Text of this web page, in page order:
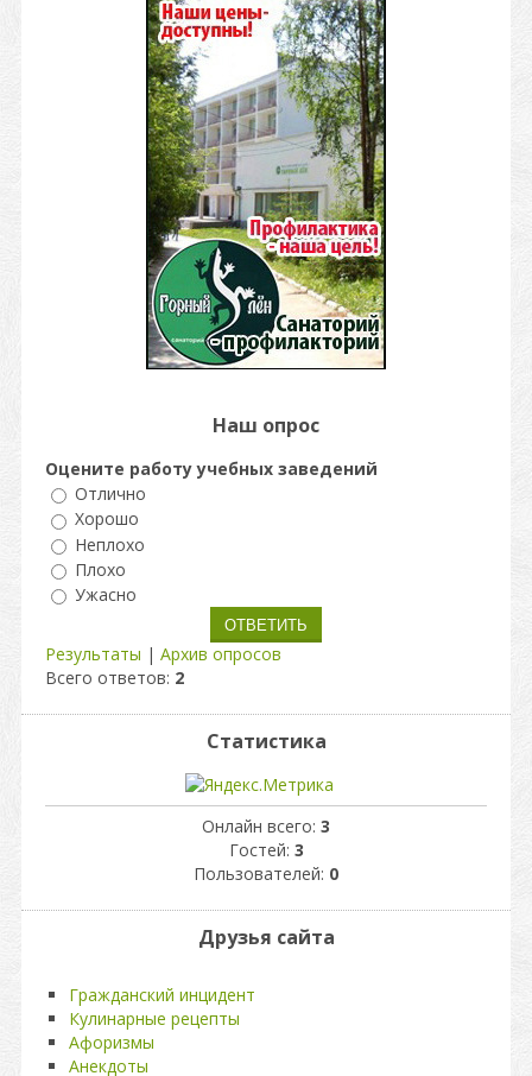
Наш опрос
Оцените работу учебных заведений
Отлично
Хорошо
Неплохо
Плохо
Ужасно
Результаты | Архив опросов
Всего ответов: 2
Статистика
Онлайн всего: 3
Гостей: 3
Пользователей: 0
Друзья сайта
Гражданский инцидент
Кулинарные рецепты
Афоризмы
Анекдоты